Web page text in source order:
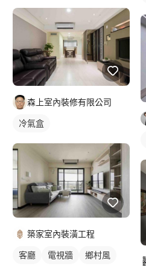
森上室內裝修有限公司
冷氣盒
築家室內裝潢工程
客廳 電視牆 鄉村風